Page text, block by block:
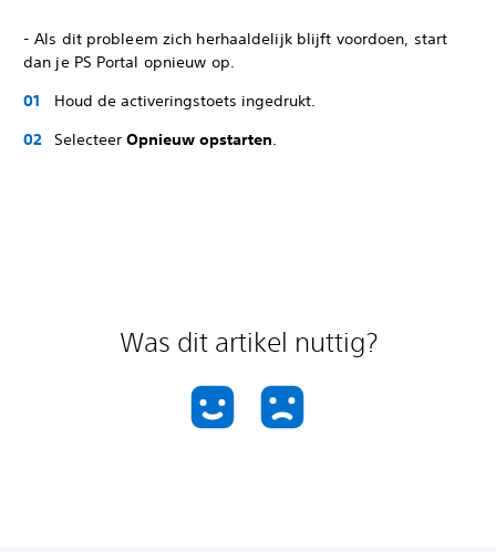
- Als dit probleem zich herhaaldelijk blijft voordoen, start
dan je PS Portal opnieuw op.
Houd de activeringstoets ingedrukt.
Selecteer Opnieuw opstarten.
Was dit artikel nuttig?